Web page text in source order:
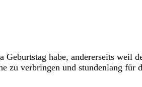
habe, andererseits
verbringen und stundenlang